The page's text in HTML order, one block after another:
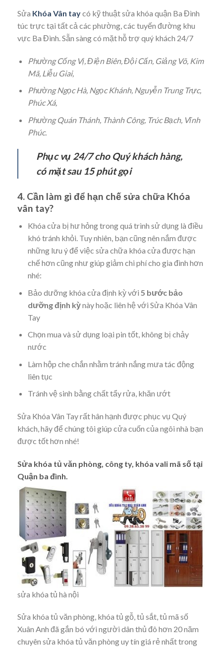
Sửa Khóa Vân taycó kỹ thuật sửa khóa quận Ba Đình
túc trực tại tất cả các phường, các tuyến đường khu
vực Ba Đình. Sẵn sàng có mặt hỗ trợ quý khách 24/7
Phường Cống Vị, Điện Biên, Đội Cấn, Giảng Võ, Kim
Mã, Liễu Giai,
Phường Ngọc Hà, Ngọc Khánh, Nguyễn Trung Trực,
Phúc Xá,
Phường Quán Thánh, Thành Công, Trúc Bạch, Vĩnh
Phúc.
Phục vụ 24/7 cho Quý khách hàng,
có mặt sau 15 phút gọi
4. Cần làm gì để hạn chế sửa chữa Khóa
vân tay?
Khóa cửa bị hư hỏng trong quá trình sử dụng là điều
khó tránh khỏi. Tuy nhiên, bạn cũng nên nắm được
những lưu ý để việc sửa chữa khóa cửa được hạn
chế hơn cũng như giúp giảm chi phí cho gia đình hơn
nhé:
Bảo dưỡng khóa cửa định kỳ với 5 bước bảo
dưỡng định kỳnày hoặc liên hệ với Sửa Khóa Vân
Tay
Chọn mua và sử dụng loại pin tốt, không bị chảy
nước
Làm hộp che chắn nhằm tránh nắng mưa tác động
liên tục
Tránh vệ sinh bằng chất tẩy rửa, khăn ướt
Sửa Khóa Vân Tay rất hân hạnh được phục vụ Quý
khách, hãy để chúng tôi giúp cửa cuốn của ngôi nhà bạn
được tốt hơn nhé!
Sửa khóa tủ văn phòng, công ty, khóa vali mã số tại
Quận ba đình.
sửa khóa tủ hà nội
Sửa khóa tủ văn phòng, khóa tủ gỗ, tủ sắt, tủ mã số
Xuân Anh đã gắn bó với người dân thủ đô hơn 20 năm
chuyên sửa khóa tủ văn phòng uy tín giá rẻ nhất trong